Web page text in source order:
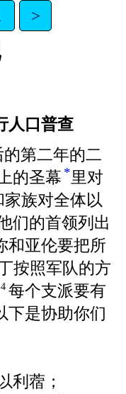
>
人口普查
第二年的二
的圣幕 *里对
族对全体以
们的首领列出
和亚伦要把所
按照军队的方
4 每个支派要有
下是协助你们
利蓿；